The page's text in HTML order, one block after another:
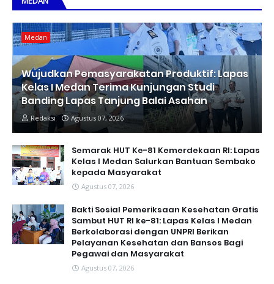
Medan
Wujudkan Pemasyarakatan Produktif: Lapas
Kelas I Medan Terima Kunjungan Studi
Banding Lapas Tanjung Balai Asahan
Redaksi Agustus 07, 2026
Semarak HUT Ke-81 Kemerdekaan RI: Lapas
Kelas I Medan Salurkan Bantuan Sembako
kepada Masyarakat
Agustus 07, 2026
Bakti Sosial Pemeriksaan Kesehatan Gratis
Sambut HUT RI ke-81: Lapas Kelas I Medan
Berkolaborasi dengan UNPRI Berikan
Pelayanan Kesehatan dan Bansos Bagi
Pegawai dan Masyarakat
Agustus 07, 2026